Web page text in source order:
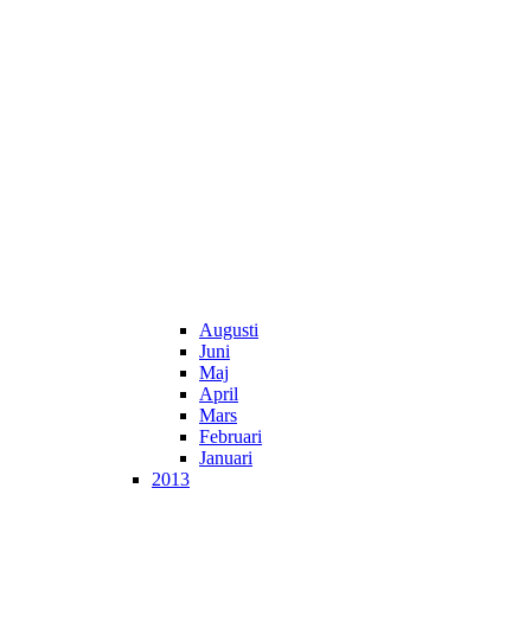
Augusti
Juni
Maj
April
Mars
Februari
Januari
2013